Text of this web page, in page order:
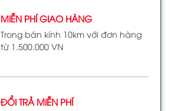
MIỄN PHÍ GIAO HÀNG
Trong bán kính 10km với đơn hàng
từ 1.500.000 VN
ĐỔI TRẢ MIỄN PHÍ